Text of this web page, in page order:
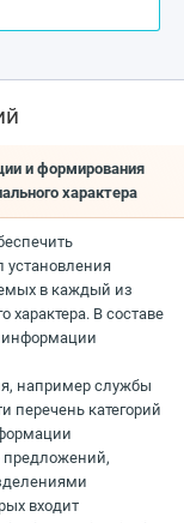
и формирования
характера
установления
в каждый из
В составе
информации
например службы
перечень категорий
предложений,
входит